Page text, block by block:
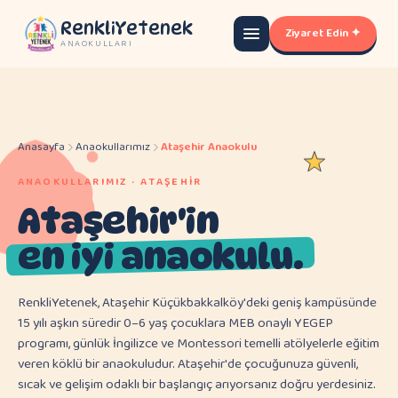
RenkliYetenek
ANAOKULLARI
Ziyaret Edin ✦
Anasayfa Anaokullarımız Ataşehir Anaokulu
ANAOKULLARIMIZ · ATAŞEHIR
Ataşehir'in
en iyi anaokulu.
RenkliYetenek, Ataşehir Küçükbakkalköy'deki geniş kampüsünde
15 yılı aşkın süredir 0–6 yaş çocuklara MEB onaylı YEGEP
programı, günlük İngilizce ve Montessori temelli atölyelerle eğitim
veren köklü bir anaokuludur. Ataşehir'de çocuğunuza güvenli,
sıcak ve gelişim odaklı bir başlangıç arıyorsanız doğru yerdesiniz.